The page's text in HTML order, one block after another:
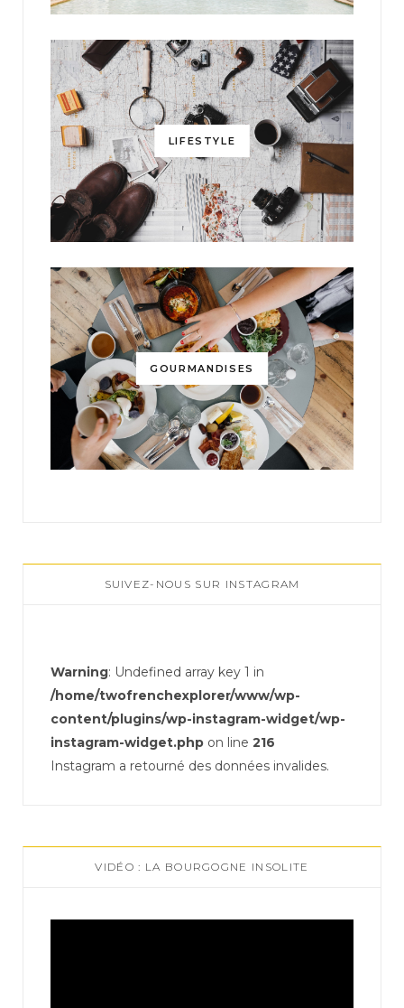
LIFESTYLE
GOURMANDISES
SUIVEZ-NOUS SUR INSTAGRAM
Warning: Undefined array key 1 in
/home/twofrenchexplorer/www/wp-
content/plugins/wp-instagram-widget/wp-
instagram-widget.php on line 216
Instagram a retourné des données invalides.
VIDÉO : LA BOURGOGNE INSOLITE